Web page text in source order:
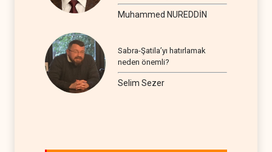
seyir
Muhammed NUREDDİN
Sabra-Şatila’yı hatırlamak
neden önemli?
Selim Sezer